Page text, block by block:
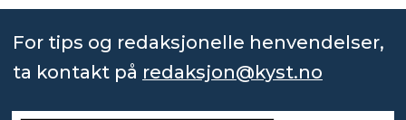
For tips og redaksjonelle henvendelser,
ta kontakt på redaksjon@kyst.no